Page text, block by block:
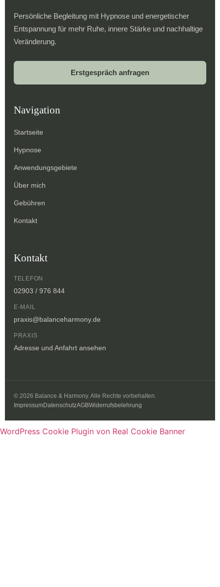
Persönliche Begleitung mit Hypnose und energetischer
Entspannung für mehr Ruhe, innere Stärke und nachhaltige
Veränderung.
Erstgespräch anfragen
Navigation
Startseite
Hypnose
Anwendungsgebiete
Über mich
Gebühren
Kontakt
Kontakt
TELEFON
02903 / 976 844
E-MAIL
praxis@balanceharmony.de
PRAXIS
Adresse und Anfahrt ansehen
© 2026 Balance & Harmony. Alle Rechte vorbehalten.
ImpressumDatenschutzAGBWiderrufsbelehrung
WordPress Cookie Plugin von Real Cookie Banner